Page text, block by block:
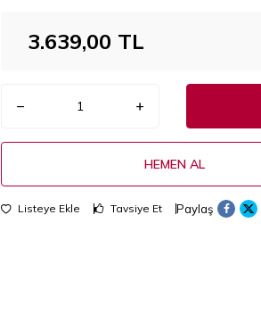
3.639,00 TL
HEMEN AL
Listeye Ekle Tavsiye Et Paylaş